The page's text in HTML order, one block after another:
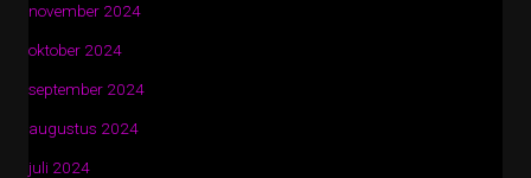
november 2024
oktober 2024
september 2024
augustus 2024
juli 2024